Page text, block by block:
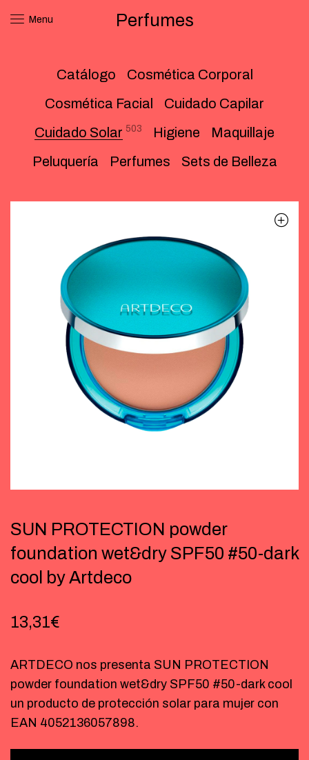
Menu Perfumes
Catálogo
Cosmética Corporal
Cosmética Facial
Cuidado Capilar
Cuidado Solar 503 Higiene
Maquillaje
Peluquería
Perfumes Sets de Belleza
SUN PROTECTION powder
foundation wet&dry SPF50 #50-dark
cool by Artdeco
13,31€
ARTDECO nos presenta SUN PROTECTION
powder foundation wet&dry SPF50 #50-dark cool
un producto de protección solar para mujer con
EAN 4052136057898.